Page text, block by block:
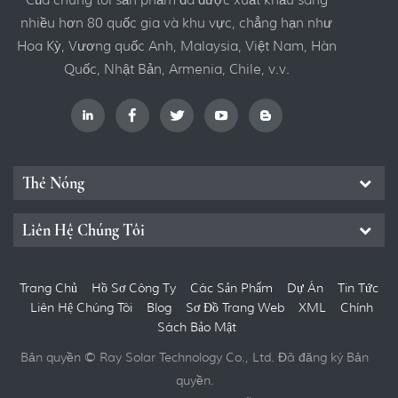
nhiều hơn 80 quốc gia và khu vực, chẳng hạn như
Hoa Kỳ, Vương quốc Anh, Malaysia, Việt Nam, Hàn
Quốc, Nhật Bản, Armenia, Chile, v.v.
Thẻ Nóng
Liên Hệ Chúng Tôi
Trang Chủ Hồ Sơ Công Ty Các Sản Phẩm Dự Án
Tin Tức
Liên Hệ Chúng Tôi
Blog Sơ Đồ Trang Web XML
Chính
Sách Bảo Mật
Bản quyền © Ray Solar Technology Co., Ltd. Đã đăng ký Bản
quyền.